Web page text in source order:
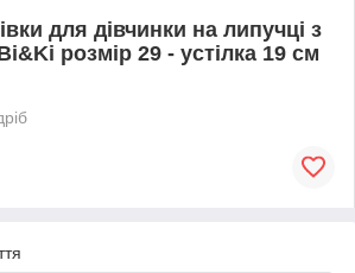
для дівчинки на липучці з
розмір 29 - устілка 19 см